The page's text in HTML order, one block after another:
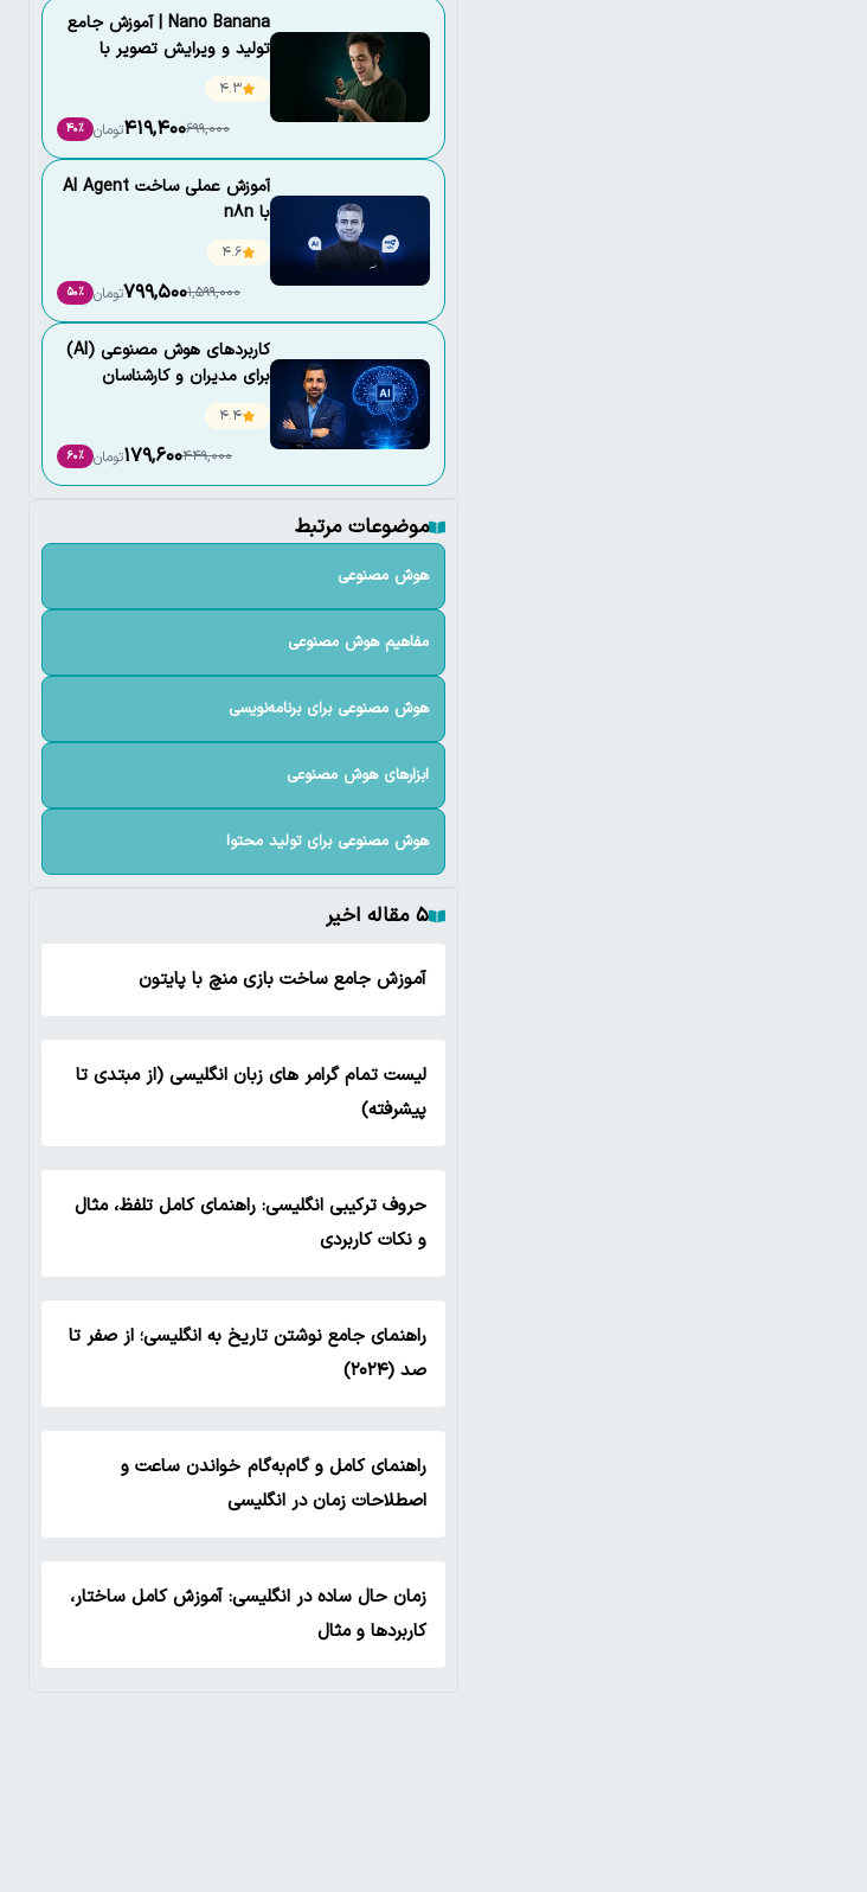
Nano Banana |‌ آموزش جامع
تولید و ویرایش تصویر با
4.3
699,000
419,400تومان 40٪
آموزش عملی ساخت AI Agent
با n8n
4.6
1,599,000
799,500تومان 50٪
کاربردهای هوش مصنوعی (AI)
برای مدیران و کارشناسان
4.4
449,000
179,600تومان 60٪
موضوعات مرتبط
هوش مصنوعی
مفاهیم هوش مصنوعی
هوش مصنوعی برای برنامه‌نویسی
ابزارهای هوش مصنوعی
هوش مصنوعی برای تولید محتوا
۵ مقاله اخیر
آموزش جامع ساخت بازی منچ با پایتون
لیست تمام گرامر های زبان انگلیسی (از مبتدی تا
پیشرفته)
حروف ترکیبی انگلیسی: راهنمای کامل تلفظ، مثال
و نکات کاربردی
راهنمای جامع نوشتن تاریخ به انگلیسی؛ از صفر تا
صد (۲۰۲۴)
راهنمای کامل و گام‌به‌گام خواندن ساعت و
اصطلاحات زمان در انگلیسی
زمان حال ساده در انگلیسی: آموزش کامل ساختار،
کاربردها و مثال